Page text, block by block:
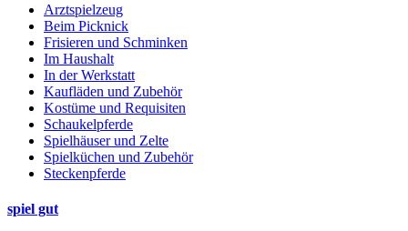
Arztspielzeug
Beim Picknick
Frisieren und Schminken
Im Haushalt
In der Werkstatt
Kaufläden und Zubehör
Kostüme und Requisiten
Schaukelpferde
Spielhäuser und Zelte
Spielküchen und Zubehör
Steckenpferde
spiel gut